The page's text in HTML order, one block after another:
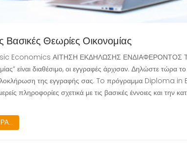
Βασικές Θεωρίες Οικονομίας
Economics ΑΙΤΗΣΗ ΕΚΔΗΛΩΣΗΣ ΕΝΔΙΑΦΕΡΟΝΤΟΣ Το
είναι διαθέσιμο, οι εγγραφές άρχισαν. Δηλώστε τώρα
της εγγραφής σας. To πρόγραμμα Diploma
πληροφορίες σχετικά με τις βασικές έννοιες και την